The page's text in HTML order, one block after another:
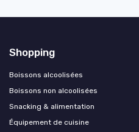
Shopping
Boissons alcoolisées
Boissons non alcoolisées
Snacking & alimentation
Équipement de cuisine